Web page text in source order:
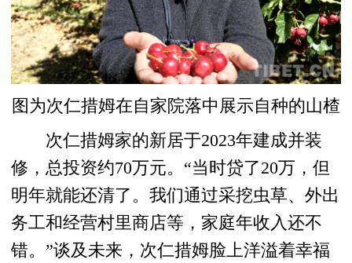
图为次仁措姆在自家院落中展示自种的山楂
次仁措姆家的新居于2023年建成并装
修，总投资约70万元。“当时贷了20万，但
明年就能还清了。我们通过采挖虫草、外出
务工和经营村里商店等，家庭年收入还不
错。”谈及未来，次仁措姆脸上洋溢着幸福